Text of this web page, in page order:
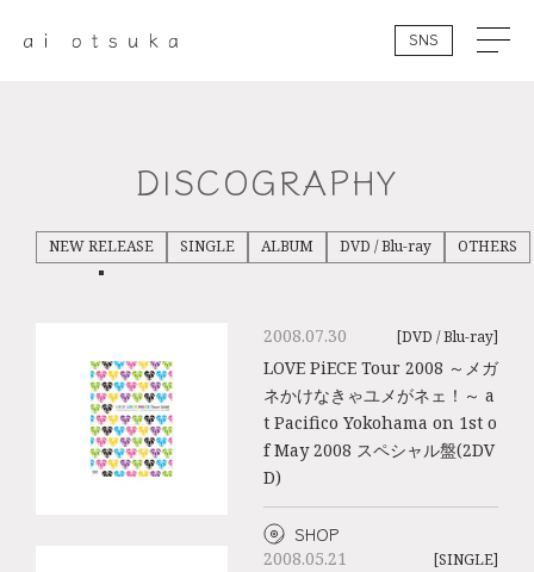
SNS
DISCOGRAPHY
NEW RELEASE SINGLE ALBUM DVD / Blu-ray OTHERS
2008.07.30 [DVD / Blu-ray]
LOVE PiECE Tour 2008 ～メガ
ネかけなきゃユメがネェ！～ a
t Pacifico Yokohama on 1st o
f May 2008 スペシャル盤(2DV
D)
SHOP
2008.05.21
[SINGLE]